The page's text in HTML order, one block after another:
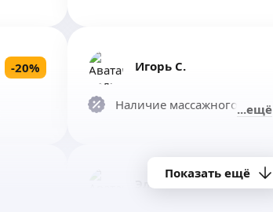
-20% Игорь С.
Наличие массажного стола
ещё
Эля М.
Показать ещё